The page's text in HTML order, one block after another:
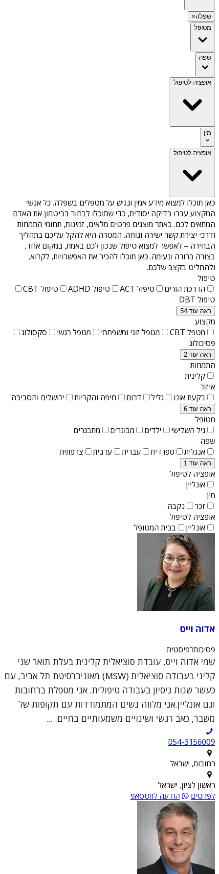
שפלה×
מטופל
שפה
אופציה לטיפול
מין
אופציה לטיפול
כאן תוכלו למצוא מידע אמין ונגיש על מטפלים בשפלה. כל אנשי
המקצוע עברו בדיקה יסודית, כדי שתוכלו לבחור בביטחון את האדם
המתאים לכם. באתר מוצגים פרטים מלאים, זמינות, תחומי התמחות
ודרכי יצירת קשר ישירה ונוחה. המטרה היא להקל עליכם בתהליך
הבחירה – לאפשר למצוא טיפול שנכון לכם באמת, במקום אחד,
בצורה ברורה ונעימה. כאן תוכלו להכיר את האפשרויות, לקרוא,
ולהחליט בקצב שלכם.
טיפול
הדרכת הורים
טיפול ACT טיפול ADHD
טיפול CBT
טיפול DBT
ראה עוד 54
מקצוע
מטפל CBT
מטפל זוגי ומשפחתי מטפל רגשי
סקסולוג
פסיכולוג
ראה עוד 2
התמחות
קלינית
איזור
בקעת אונו
גליל דרום חיפה והקריות ירושלים והסביבה
ראה עוד 6
מטופל
גיל השלישי
ילדים מבוגרים
מתבגרים
שפה
אנגלית
ספרדית עברית ערבית צרפתית
ראה עוד 1
אופציה לטיפול
אונליין
מין
זכר
נקבה
אופציה לטיפול
אונליין
בבית המטופל
אדוה וייס
פסיכותרפיסטית
שמי אדוה וייס, עובדת סוציאלית קלינית בעלת תואר שני
קליני בעבודה סוציאלית (MSW) מאוניברסיטת תל אביב, עם
כעשר שנות ניסיון בעבודה טיפולית. אני מטפלת ברחובות
וגם אונליין.אני מלווה נשים המתמודדות עם תקופות של
משבר, כאב רגשי ושינויים משמעותיים בחיים. ...
054-3156009
רחובות, ישראל
ראשון לציון, ישראל
לפרטים
הודעה לווטסאפ